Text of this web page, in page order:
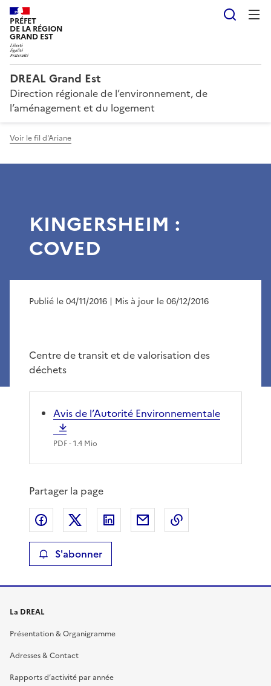
PRÉFET
DE LA RÉGION
GRAND EST
DREAL Grand Est
Direction régionale de l’environnement, de
l’aménagement et du logement
Voir le fil d'Ariane
KINGERSHEIM :
COVED
Publié le 04/11/2016 | Mis à jour le 06/12/2016
Centre de transit et de valorisation des
déchets
Avis de l’Autorité Environnementale
PDF- 1.4 Mio
Partager la page
Partager sur Facebook
Partager sur XPartager sur LinkedIn
Partager par email
S'abonner
La DREAL
Présentation & Organigramme
Adresses & Contact
Rapports d’activité par année